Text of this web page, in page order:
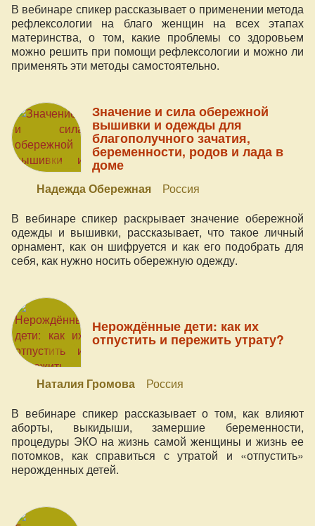
В вебинаре спикер рассказывает о применении метода
рефлексологии на благо женщин на всех этапах
материнства, о том, какие проблемы со здоровьем
можно решить при помощи рефлексологии и можно ли
применять эти методы самостоятельно.
Значение и сила обережной
вышивки и одежды для
благополучного зачатия,
беременности, родов и лада в
доме
Надежда Обережная
Россия
В вебинаре спикер раскрывает значение обережной
одежды и вышивки, рассказывает, что такое личный
орнамент, как он шифруется и как его подобрать для
себя, как нужно носить обережную одежду.
Нерождённые дети: как их
отпустить и пережить утрату?
Наталия Громова
Россия
В вебинаре спикер рассказывает о том, как влияют
аборты, выкидыши, замершие беременности,
процедуры ЭКО на жизнь самой женщины и жизнь ее
потомков, как справиться с утратой и «отпустить»
нерожденных детей.